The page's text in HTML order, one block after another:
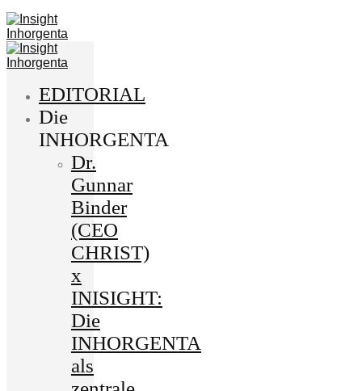
EDITORIAL
Die
INHORGENTA
Dr.
Gunnar
Binder
(CEO
CHRIST)
x
INISIGHT:
Die
INHORGENTA
als